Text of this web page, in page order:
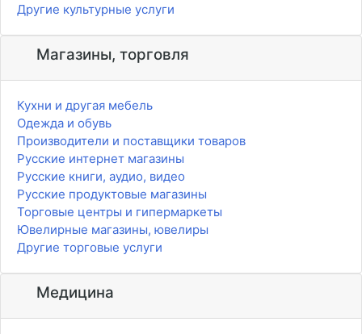
Другие культурные услуги
Магазины, торговля
Кухни и другая мебель
Одежда и обувь
Производители и поставщики товаров
Русские интернет магазины
Русские книги, аудио, видео
Русские продуктовые магазины
Торговые центры и гипермаркеты
Ювелирные магазины, ювелиры
Другие торговые услуги
Медицина